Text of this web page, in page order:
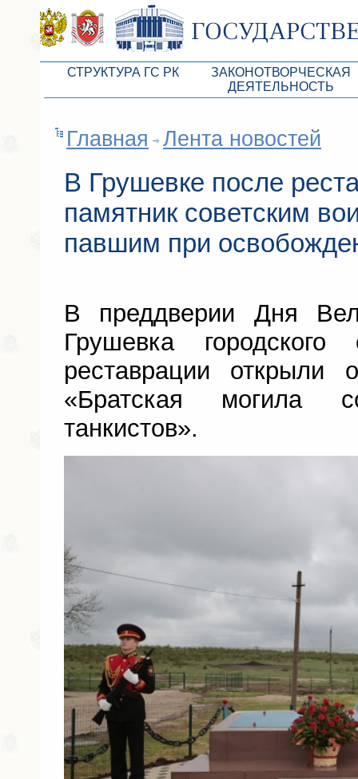
СТРУКТУРА ГС РК
Президиум ГС РК
Комитеты ГС РК
Депутатские фракции ГС РК
Аппарат ГС РК
Управление делами ГС РК
Поиск депутата по округу
ЗАКОНОТВОРЧЕСКАЯ
ДЕЯТЕЛЬНОСТЬ
Бюджет Республики
Антикоррупционная
Независимая
Информация
Статистика
Главная Лента новостей
В Грушевке после
памятник советским
павшим при
В преддверии Дня
Грушевка
реставрации открыли
«Братская могила
танкистов».